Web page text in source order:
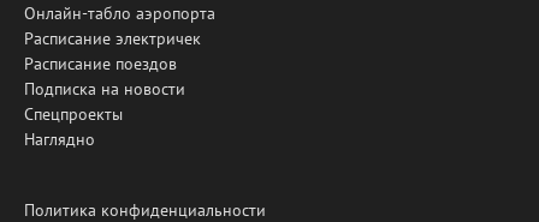
Онлайн-табло аэропорта
Расписание электричек
Расписание поездов
Подписка на новости
Спецпроекты
Наглядно
Политика конфиденциальности